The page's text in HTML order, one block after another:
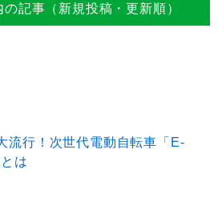
記事（新規投稿・更新順）
流行！次世代電動自転車「E-
は